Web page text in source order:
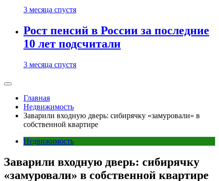
3 месяца спустя
Рост пенсий в России за последние
10 лет подсчитали
3 месяца спустя
Главная
Недвижимость
Заварили входную дверь: сибирячку «замуровали» в
собственной квартире
Недвижимость
Заварили входную дверь: сибирячку
«замуровали» в собственной квартире